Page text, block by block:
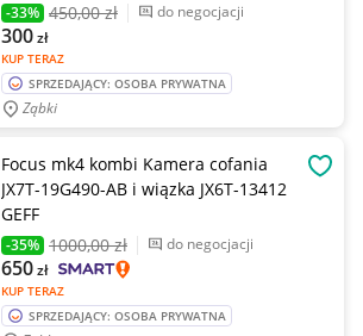
-33% 450,00 zł do negocjacji
KUP TERAZ
300zł
SPRZEDAJĄCY: OSOBA PRYWATNA
Ząbki
Focus mk4 kombi Kamera cofania
JX7T-19G490-AB i wiązka JX6T-13412
GEFF
-35% 1000,00 zł do negocjacji
KUP TERAZ
650zł
SPRZEDAJĄCY: OSOBA PRYWATNA